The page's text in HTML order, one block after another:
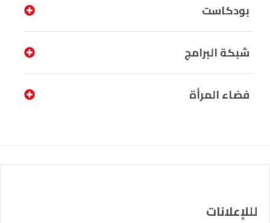
بودكاست
شبكة البرامج
فضاء المرأة
لللإعلانات